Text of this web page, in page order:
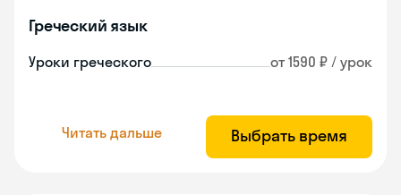
Греческий язык
Уроки греческого от 1590 ₽ / урок
Читать дальше Выбрать время